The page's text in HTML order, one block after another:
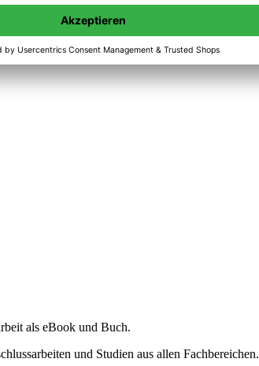
als eBook und Buch.
und Studien aus allen Fachbereichen.